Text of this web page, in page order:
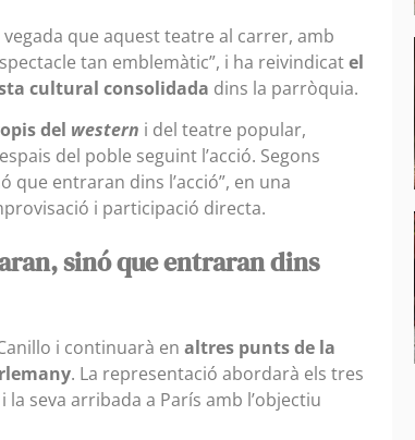
que aquest teatre al carrer, amb
tan emblemàtic”, i ha reivindicatel
cultural consolidada dins la parròquia.
del western i del teatre popular,
del poble seguint l’acció. Segons
que entraran dins l’acció”, en una
i participació directa.
sinó que entraran dins
i continuarà en altres punts de la
. La representació abordarà els tres
seva arribada a París amb l’objectiu